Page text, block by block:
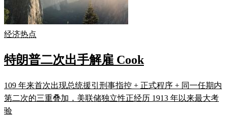
经济热点
特朗普二次出手解雇 Cook
109 年来首次出现总统援引刑事指控 + 正式程序 + 同一任期内
第二次的三重叠加，美联储独立性正经历 1913 年以来最大考
验